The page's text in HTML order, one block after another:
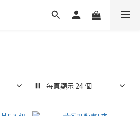
每頁顯示 24 個